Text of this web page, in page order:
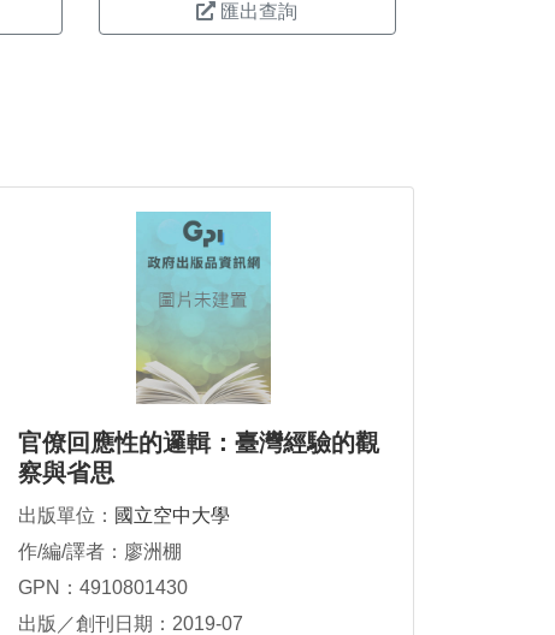
匯出查詢
官僚回應性的邏輯：臺灣經驗的觀
察與省思
出版單位： 國立空中大學
作/編/譯者：廖洲棚
GPN：4910801430
出版／創刊日期：2019-07